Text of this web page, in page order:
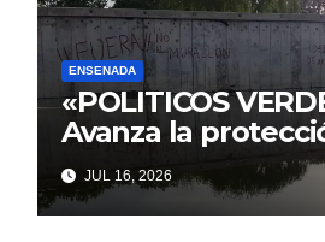
ENSENADA
«POLITICOS
Avanza la
Paseo Costero de
frente a intentos
con trasfondo
JUL 16, 2026